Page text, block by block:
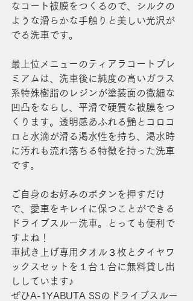
なコート被膜をつくるので、シルクの
ような滑らかな手触りと美しい光沢が
でる洗車です。
最上位メニューのティアラコートプレ
ミアムは、洗車後に純度の高いガラス
系特殊樹脂のレジンが塗装面の微細な
凹凸をならし、平滑で硬質な被膜をつ
くります。透明感あふれる艶とコロコ
ロと水滴が滑る渇水性を持ち、渇水時
に汚れも流れ落ちる特徴を持った洗車
です。
ご自身のお好みのボタンを押すだけ
で、愛車をキレイに保つことができる
ドライブスルー洗車。とっても便利で
すよね！
車拭き上げ専用タオル３枚とタイヤワ
ックスセットを１台１台に無料貸し出
ししています♪
ぜひA-1YABUTA SSのドライブスルー